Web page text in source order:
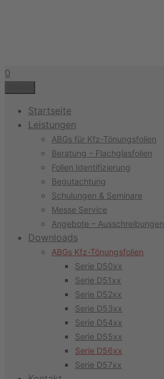
0
Startseite
Leistungen
ABGs für Kfz-Tönungsfolien
Beratung – Flachglasfolien
Folien Identifizierung
Begutachtung
Schulungen & Seminare
Messe Service
Angebote – Ausschreibungen
Downloads
ABGs Kfz-Tönungsfolien
Serie D50xx
Serie D51xx
Serie D52xx
Serie D53xx
Serie D54xx
Serie D55xx
Serie D56xx
Serie D57xx